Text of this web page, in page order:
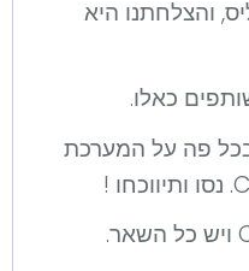
והצלחתנו היא
כאלו.
בכל פה על המערכת